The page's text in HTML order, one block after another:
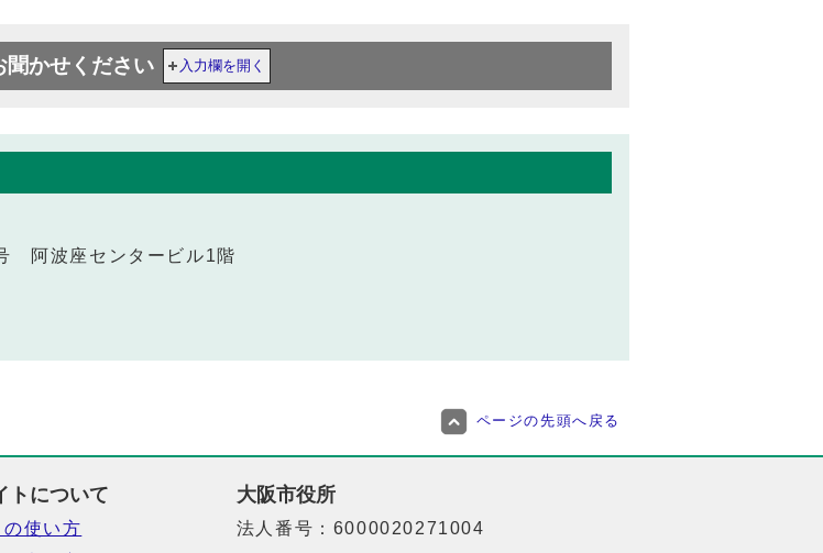
聞かせください 入力欄を開く
阿波座センタービル1階
ページの先頭へ戻る
トについて
使い方
大阪市役所
法人番号：6000020271004